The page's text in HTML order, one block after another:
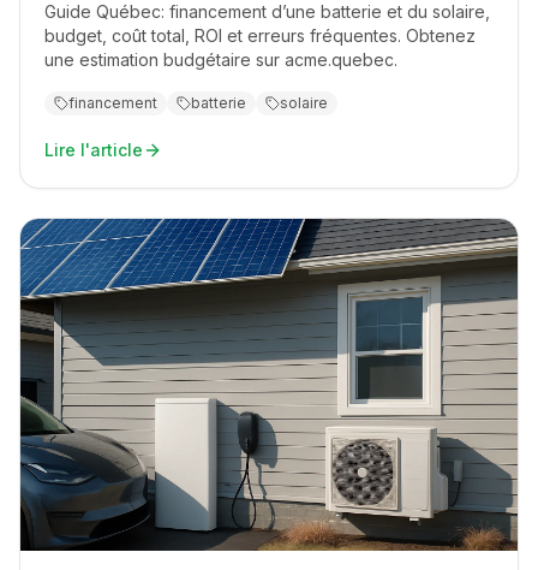
Guide Québec: financement d’une batterie et du solaire,
budget, coût total, ROI et erreurs fréquentes. Obtenez
une estimation budgétaire sur acme.quebec.
financement batterie solaire
Lire l'article